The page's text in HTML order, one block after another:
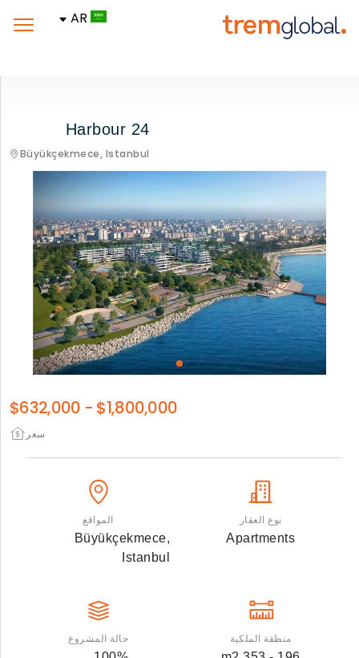
AR
Harbour 24
Büyükçekmece, Istanbul
سعر
$632,000 - $1,800,000
نوع العقار
Apartments
المواقع
Büyükçekmece,
Istanbul
منطقة الملكية
حالة المشروع